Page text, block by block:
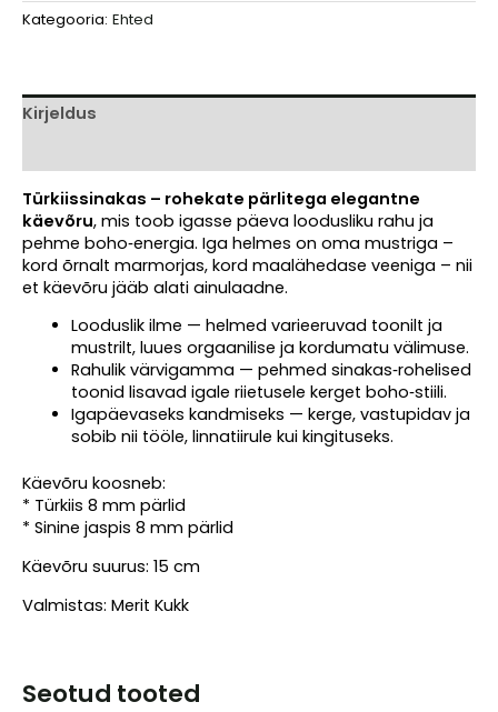
jaspis
Kategooria: Ehted
Kirjeldus
Türkiissinakas – rohekate pärlitega elegantne
käevõru, mis toob igasse päeva loodusliku rahu ja
pehme boho‑energia. Iga helmes on oma mustriga –
kord õrnalt marmorjas, kord maalähedase veeniga – nii
et käevõru jääb alati ainulaadne.
Looduslik ilme — helmed varieeruvad toonilt ja
mustrilt, luues orgaanilise ja kordumatu välimuse.
Rahulik värvigamma — pehmed sinakas‑rohelised
toonid lisavad igale riietusele kerget boho‑stiili.
Igapäevaseks kandmiseks — kerge, vastupidav ja
sobib nii tööle, linnatiirule kui kingituseks.
Käevõru koosneb:
* Türkiis 8 mm pärlid
* Sinine jaspis 8 mm pärlid
Käevõru suurus: 15 cm
Valmistas: Merit Kukk
Seotud tooted